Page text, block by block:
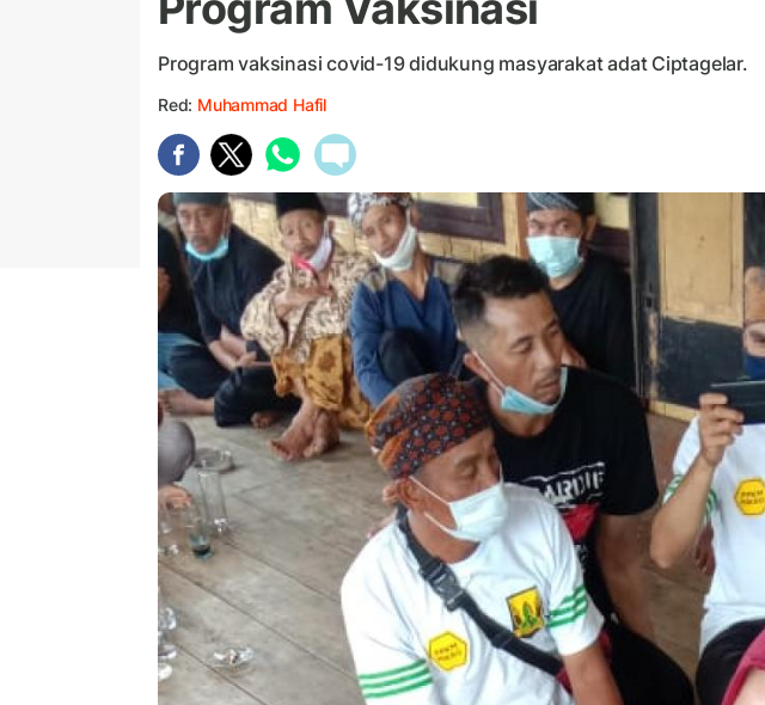
Program vaksinasi covid-19 didukung masyarakat adat Ciptagelar.
Red: Muhammad Hafil